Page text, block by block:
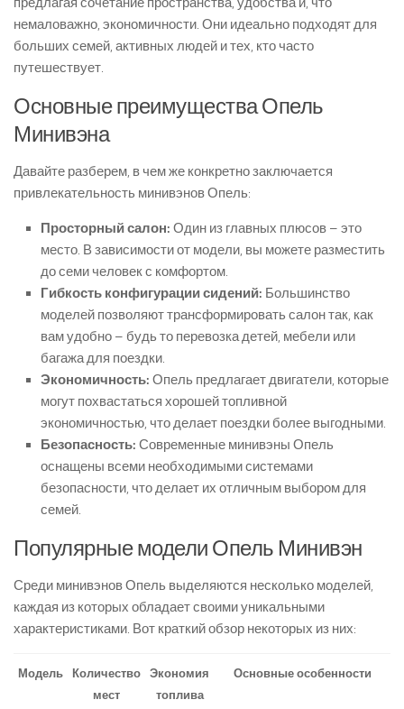
немаловажно, экономичности. Они идеально подходят для
больших семей, активных людей и тех, кто часто
путешествует.
Основные преимущества Опель
Минивэна
Давайте разберем, в чем же конкретно заключается
привлекательность минивэнов Опель:
Просторный салон: Один из главных плюсов – это
место. В зависимости от модели, вы можете разместить
до семи человек с комфортом.
Гибкость конфигурации сидений: Большинство
моделей позволяют трансформировать салон так, как
вам удобно – будь то перевозка детей, мебели или
багажа для поездки.
Экономичность: Опель предлагает двигатели, которые
могут похвастаться хорошей топливной
экономичностью, что делает поездки более выгодными.
Безопасность: Современные минивэны Опель
оснащены всеми необходимыми системами
безопасности, что делает их отличным выбором для
семей.
Популярные модели Опель Минивэн
Среди минивэнов Опель выделяются несколько моделей,
каждая из которых обладает своими уникальными
характеристиками. Вот краткий обзор некоторых из них:
Модель
Количество
мест
Экономия
топлива
Основные особенности